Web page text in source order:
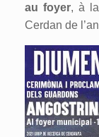
au foyer, à
Cerdan de